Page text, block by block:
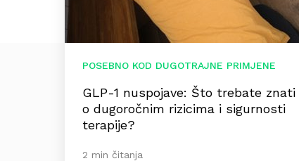
POSEBNO KOD DUGOTRAJNE PRIMJENE
GLP-1 nuspojave: Što trebate znati
o dugoročnim rizicima i sigurnosti
terapije?
2 min čitanja